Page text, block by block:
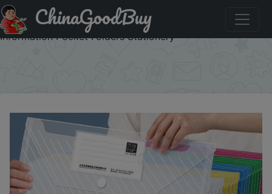
Придбати 10Pcs A4 Transparent File Bag Plastic
Documents Filing Storage Bag Student Organizer
Information Pocket Folders Stationery
ChinaGoodBuy